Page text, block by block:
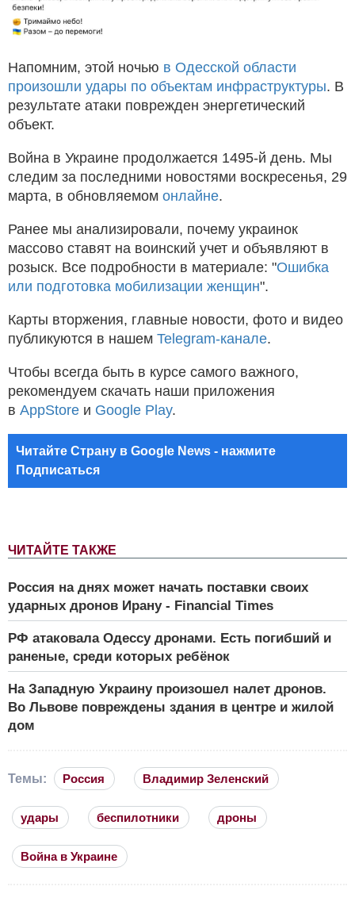
ЧИТАЙТЕ ТАКЖЕ
Россия на днях может начать поставки своих
ударных дронов Ирану - Financial Times
РФ атаковала Одессу дронами. Есть погибший и
раненые, среди которых ребёнок
На Западную Украину произошел налет дронов.
Во Львове повреждены здания в центре и жилой
дом
Напомним, этой ночью в Одесской области
произошли удары по объектам инфраструктуры. В
результате атаки поврежден энергетический
объект.
Война в Украине продолжается 1495-й день. Мы
следим за последними новостями воскресенья, 29
марта, в обновляемом онлайне.
Ранее мы анализировали, почему украинок
массово ставят на воинский учет и объявляют в
розыск. Все подробности в материале: "Ошибка
или подготовка мобилизации женщин".
Карты вторжения, главные новости, фото и видео
публикуются в нашем Telegram-канале.
Чтобы всегда быть в курсе самого важного,
рекомендуем скачать наши приложения
в AppStore и Google Play.
Читайте Страну в Google News - нажмите
Подписаться
Темы: Россия Владимир Зеленский
удары беспилотники дроны
Война в Украине